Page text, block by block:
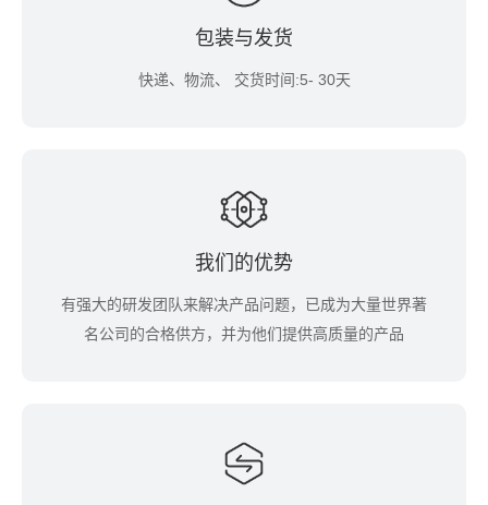
包装与发货
快递、物流、 交货时间:5- 30天
我们的优势
有强大的研发团队来解决产品问题，已成为大量世界著
名公司的合格供方，并为他们提供高质量的产品